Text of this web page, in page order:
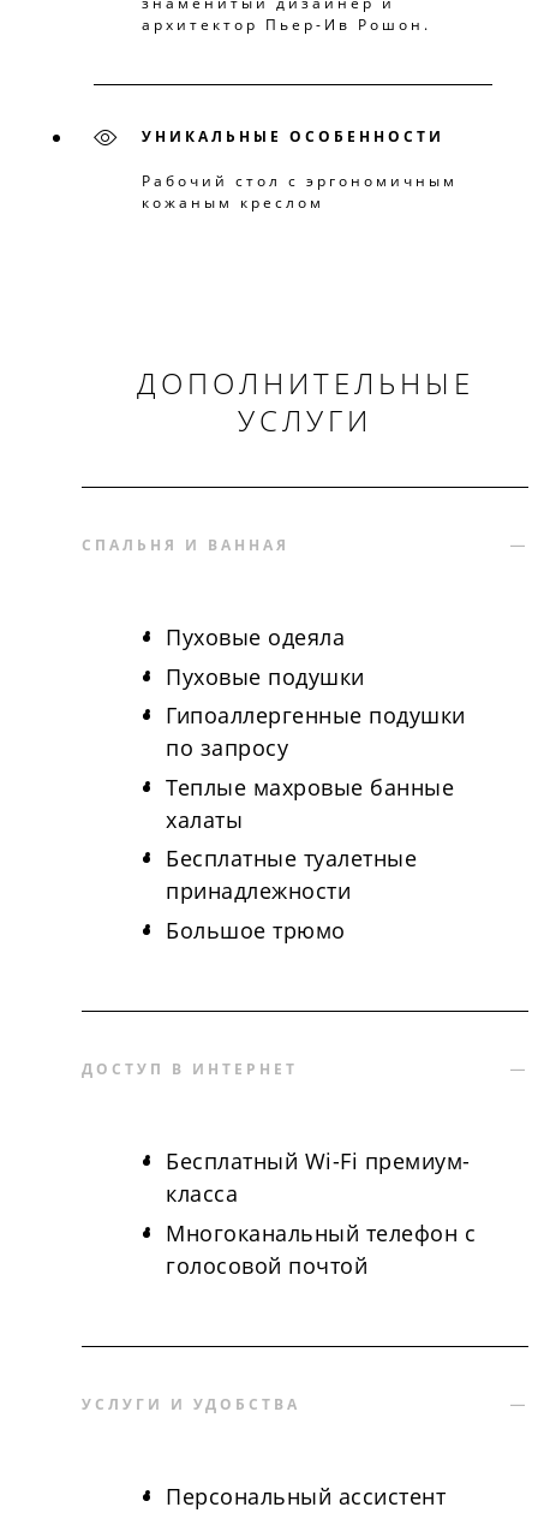
архитектор Пьер-Ив Рошон.
УНИКАЛЬНЫЕ ОСОБЕННОСТИ
Рабочий стол с эргономичным
кожаным креслом
ДОПОЛНИТЕЛЬНЫЕ
УСЛУГИ
СПАЛЬНЯ И ВАННАЯ
Пуховые одеяла
Пуховые подушки
Гипоаллергенные подушки
по запросу
Теплые махровые банные
халаты
Бесплатные туалетные
принадлежности
Большое трюмо
ДОСТУП В ИНТЕРНЕТ
Бесплатный Wi-Fi премиум-
класса
Многоканальный телефон с
голосовой почтой
УСЛУГИ И УДОБСТВА
Персональный ассистент